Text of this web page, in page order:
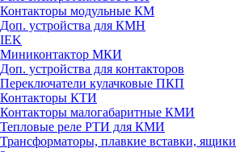
Контакторы модульные КМ
Доп. устройства для КМН
IEK
Миниконтактор МКИ
Доп. устройства для контакторов
Переключатели кулачковые ПКП
Контакторы КТИ
Контакторы малогабаритные КМИ
Тепловые реле РTИ для КМИ
Трансформаторы, плавкие вставки, ящики